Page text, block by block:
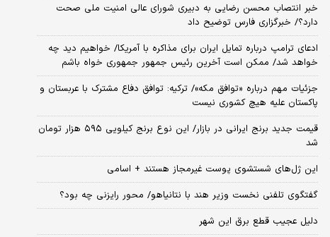
خبر انتصاب محسن رضایی به دبیری شورای عالی امنیت ملی صحت
دارد؟/ خبرگزاری فارس توضیح داد
ادعای ترامپ درباره تمایل ایران برای مذاکره با آمریکا/ خواهیم دید چه
خواهد شد/ ممکن است آخرین رئیس‌ جمهور جمهوری خواه باشم
جزئیات مهم درباره «توافق مکه»/ ترکیه‌: توافق دفاع مشترک با عربستان و
پاکستان علیه هیچ کشوری نیست
قیمت جدید برنج ایرانی در بازار/ این نوع برنج کیلویی ۵۹۵ هزار تومان
شد
این ژل‌های شستشوی پوست غیرمجاز هستند + اسامی
گفتگوی تلفنی نخست وزیر هند با نتانیاهو/ محور رایزنی چه بود؟
دلیل عجیب قطع برق این شهر